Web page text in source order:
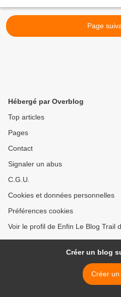
Page
Hébergé par Overblog
Top articles
Pages
Contact
Signaler un abus
C.G.U.
Cookies et données personnelles
Préférences cookies
Voir le profil de Enfin Le Blog Trail
Créer un blog
Créer un